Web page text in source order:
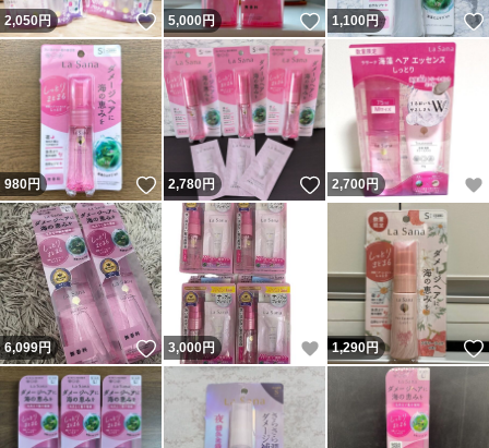
2,050円 いいね！
5,000円 いいね！
1,100円
980円 いいね！
2,780円 いいね！
2,700円
6,099円 いいね！
3,000円 いいね！
1,290円